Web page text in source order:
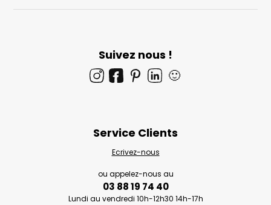
Suivez nous !
🙂
Service Clients
Ecrivez-nous
ou appelez-nous au
03 88 19 74 40
Lundi au vendredi 10h-12h30 14h-17h